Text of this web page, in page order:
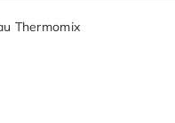
Thermomix